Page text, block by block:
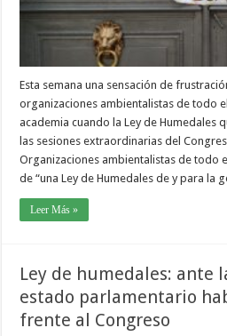
Esta semana una sensación de
organizaciones ambientalistas de todo
academia cuando la Ley de Humedales
las sesiones extraordinarias del
Organizaciones ambientalistas de todo
de “una Ley de Humedales de y para la
Leer Más »
Ley de humedales: ante
estado parlamentario
frente al Congreso